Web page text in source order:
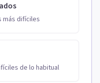
más difíciles
de lo habitual